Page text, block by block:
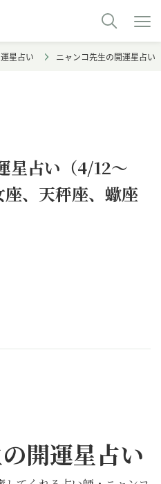
星占い ニャンコ先生の開運星占
星占い（4/12～
、天秤座、蠍座
開運星占い